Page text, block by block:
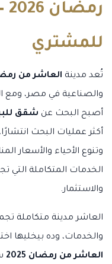
للمشتري
تُعد مدينة العاشر من
والصناعية في مصر، ومع
أصبح البحث عن شقق
أكثر عمليات البحث
وتنوع الأحياء والأسعار
الخدمات المتكاملة
والاستثمار.
العاشر مدينة متكاملة
والخدمات، وده بيخليها
العاشر من رمضان 2025